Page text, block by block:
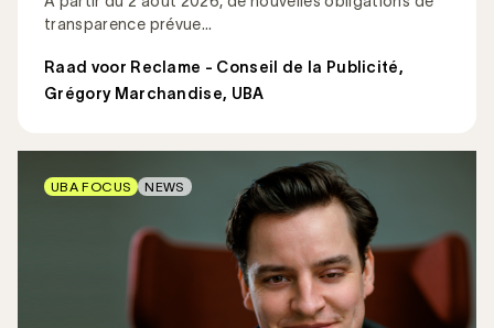
transparence prévue...
Raad voor Reclame - Conseil de la Publicité,
Grégory Marchandise, UBA
UBA FOCUS NEWS